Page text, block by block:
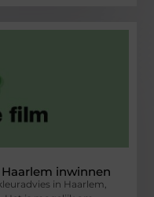
inwinnen
in Haarlem,